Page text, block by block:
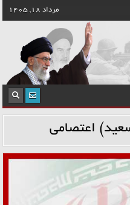
مرداد 18, 1405
اعتصامی